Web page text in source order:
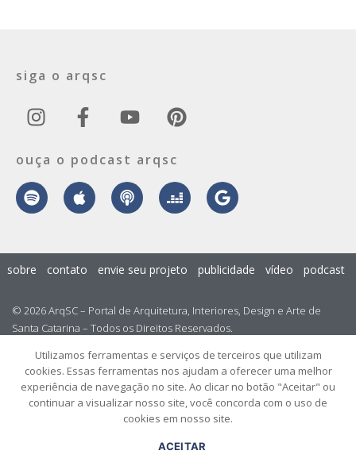
siga o arqsc
ouça o podcast arqsc
© 2026 ArqSC – Portal de Arquitetura, Interiores, Design e Arte de
Santa Catarina – Todos os Direitos Reservados.
sobre contato envie seu projeto publicidade vídeo podcast
Utilizamos ferramentas e serviços de terceiros que utilizam
cookies. Essas ferramentas nos ajudam a oferecer uma melhor
experiência de navegação no site. Ao clicar no botão "Aceitar" ou
continuar a visualizar nosso site, você concorda com o uso de
cookies em nosso site.
ACEITAR